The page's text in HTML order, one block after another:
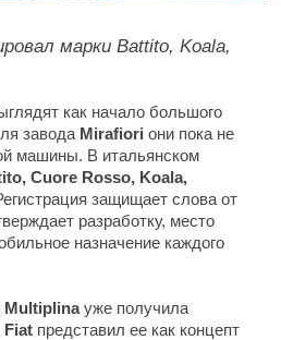
марки Battito, Koala,
как начало большого
завода Mirafiori они пока не
машины. В итальянском
Cuore Rosso, Koala,
защищает слова от
разработку, место
назначение каждого
Multiplinaуже получила
Fiat представил ее как концепт